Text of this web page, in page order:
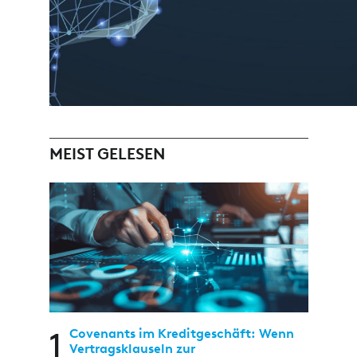
MEIST GELESEN
1
Covenants im Kreditgeschäft: Wenn
Vertragsklauseln zur